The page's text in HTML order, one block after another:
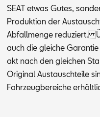
SEAT et­was Gu­tes,
Pro­duk­ti­on der
Ab­fall­men­ge re­du­ziert.
auch die glei­che
akt nach den glei­chen
Ori­gi­nal Aus­tausch­tei­le
Fahr­zeug­be­rei­che